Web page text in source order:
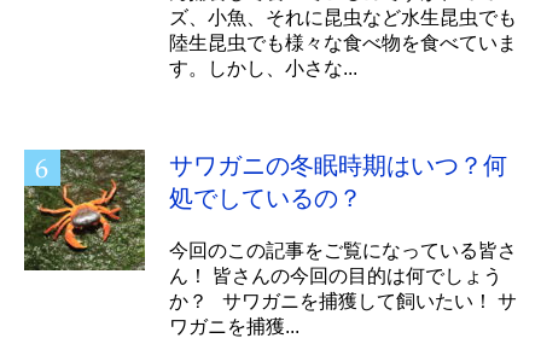
ズ、小魚、それに昆虫など水生昆虫でも
陸生昆虫でも様々な食べ物を食べていま
す。しかし、小さな...
サワガニの冬眠時期はいつ？何
処でしているの？
今回のこの記事をご覧になっている皆さ
ん！ 皆さんの今回の目的は何でしょう
か？ サワガニを捕獲して飼いたい！ サ
ワガニを捕獲...